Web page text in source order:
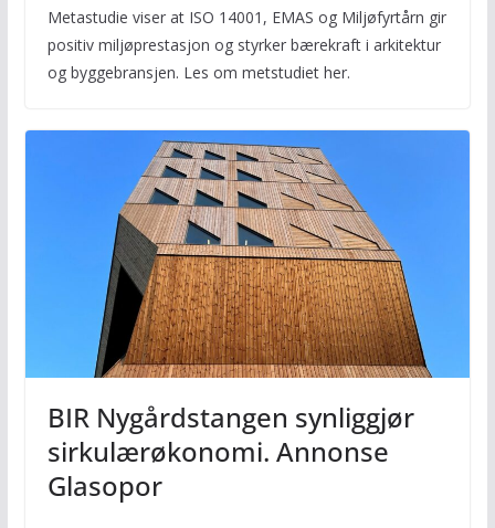
Metastudie viser at ISO 14001, EMAS og Miljøfyrtårn gir
positiv miljøprestasjon og styrker bærekraft i arkitektur
og byggebransjen. Les om metstudiet her.
BIR Nygårdstangen synliggjør
sirkulærøkonomi. Annonse
Glasopor